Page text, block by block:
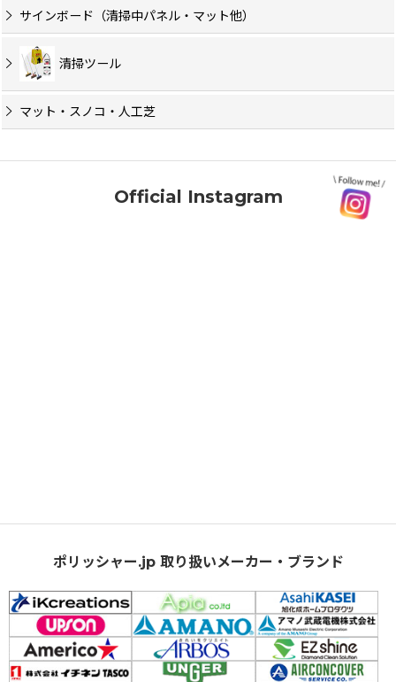
サインボード（清掃中パネル・マット他）
清掃ツール
マット・スノコ・人工芝
Official Instagram
ポリッシャー.jp 取り扱いメーカー・ブランド